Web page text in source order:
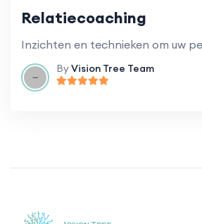
Relatiecoaching
ByVision Tree Team